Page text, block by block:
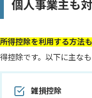
個人事業主も
所得控除を利用する方法
得控除です。以下に主なも
雑損控除